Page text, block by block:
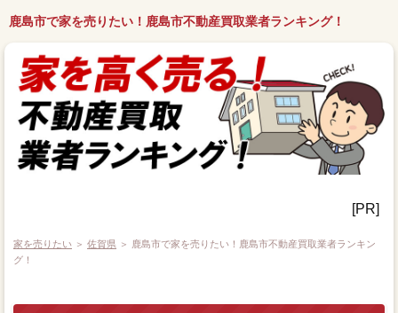
鹿島市で家を売りたい！鹿島市不動産買取業者ランキング！
[PR]
家を売りたい ＞ 佐賀県 ＞ 鹿島市で家を売りたい！鹿島市不動産買取業者ランキン
グ！